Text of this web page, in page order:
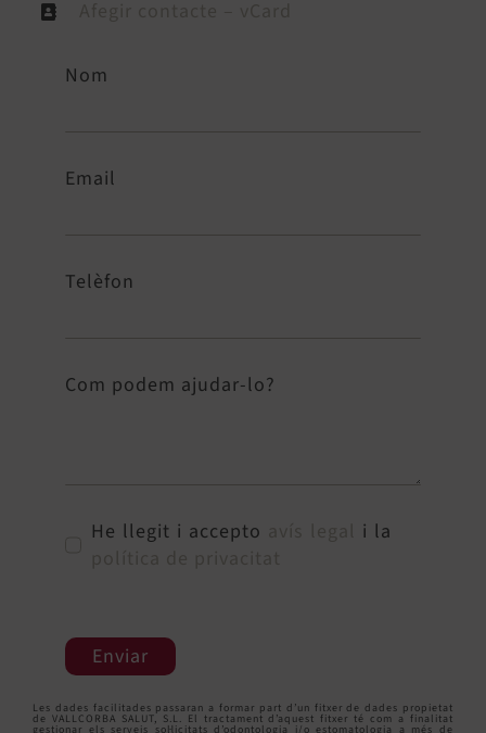
Nom
Email
Telèfon
Com podem ajudar-lo?
He llegit i accepto
i la
Enviar
Les dades facilitades passaran a formar part d’un fitxer de dades propietat
de VALLCORBA SALUT, S.L. El tractament d’aquest fitxer té com a finalitat
gestionar els serveis sol·licitats d’odontologia i/o estomatologia a més de